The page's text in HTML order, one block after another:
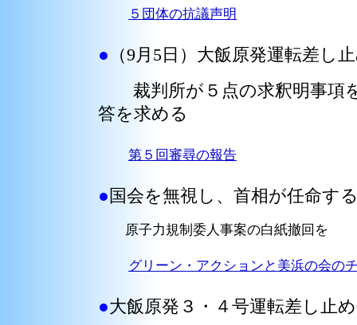
５団体の抗議声明
● （9月5日） 大飯原発運転差し
裁判所が５点の求釈明事項
答を求める
第５回審尋の報告
● 国会を無視し、首相が任命す
原子力規制委人事案の白紙撤回を
グリーン・アクションと美浜の会
●大飯原発３・４号運転差し止